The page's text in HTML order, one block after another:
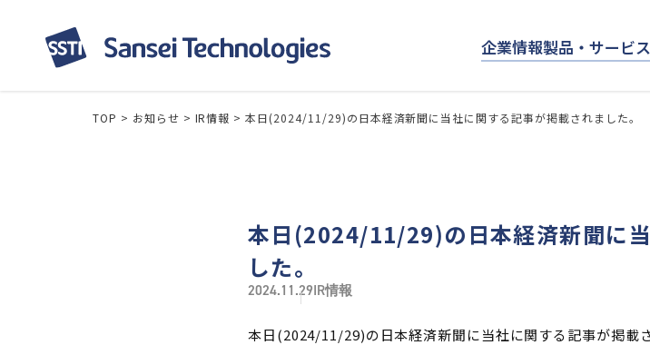
企業情報製品・サービス
TOP > お知らせ > IR情報 >本日(2024/11/29)の日本経済新聞に当社に関する記事が掲載されました。
本日(2024/11/29)の日本経済新聞に
した。
2024.11.29IR情報
本日(2024/11/29)の日本経済新聞に当社に関する記事が掲載